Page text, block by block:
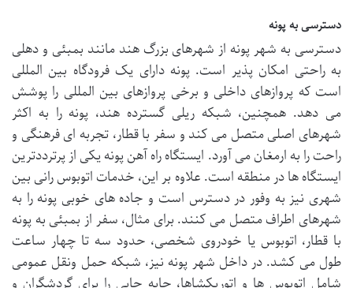
دسترسی به پونه
دسترسی به شهر پونه از شهرهای بزرگ هند مانند بمبئی و دهلی
به راحتی امکان پذیر است. پونه دارای یک فرودگاه بین المللی
است که پروازهای داخلی و برخی پروازهای بین المللی را پوشش
می دهد. همچنین، شبکه ریلی گسترده هند، پونه را به اکثر
شهرهای اصلی متصل می کند و سفر با قطار، تجربه ای فرهنگی و
راحت را به ارمغان می آورد. ایستگاه راه آهن پونه یکی از پرترددترین
ایستگاه ها در منطقه است. علاوه بر این، خدمات اتوبوس رانی بین
شهری نیز به وفور در دسترس است و جاده های خوبی پونه را به
شهرهای اطراف متصل می کنند. برای مثال، سفر از بمبئی به پونه
با قطار، اتوبوس یا خودروی شخصی، حدود سه تا چهار ساعت
طول می کشد. در داخل شهر پونه نیز، شبکه حمل ونقل عمومی
شامل اتوبوس ها و اتوریکشاها، جابه جایی را برای گردشگران و